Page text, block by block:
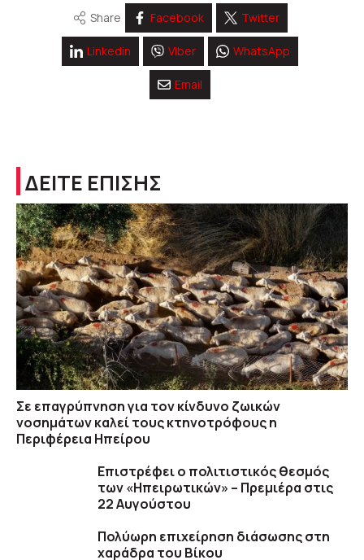
Share Facebook Twitter
Linkedin Viber WhatsApp
Email
ΔΕΙΤΕ ΕΠΙΣΗΣ
Σε επαγρύπνηση για τον κίνδυνο ζωικών
νοσημάτων καλεί τους κτηνοτρόφους η
Περιφέρεια Ηπείρου
Επιστρέφει ο πολιτιστικός θεσμός
των «Ηπειρωτικών» – Πρεμιέρα στις
22 Αυγούστου
Πολύωρη επιχείρηση διάσωσης στη
χαράδρα του Βίκου